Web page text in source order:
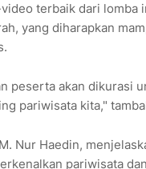
terbaik dari
yang diharapkan
peserta akan dikurasi
pariwisata kita,"
Nur Haedin,
pariwisata